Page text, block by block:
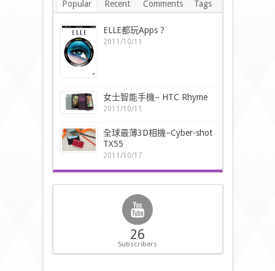
Popular Recent Comments Tags
ELLE都玩Apps ?
2011/10/11
女士智能手機– HTC Rhyme
2011/10/11
全球最薄3D相機–Cyber-shot
TX55
2011/10/17
26
Subscribers